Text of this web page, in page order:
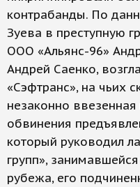
контрабанды. По
Зуева в преступную
ООО «Альянс-96»
Андрей Саенко,
«Сэфтранс», на чьих
незаконно
обвинения
который руководил
групп»,
рубежа, его